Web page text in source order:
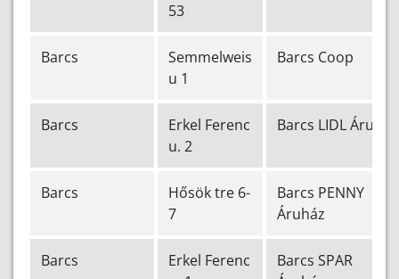
53
Barcs
Semmelweis
u 1
Barcs Coop
Barcs
Erkel Ferenc
u. 2
Barcs LIDL Áruház
Barcs
Hősök tre 6-
7
Barcs PENNY
Áruház
Barcs
Erkel Ferenc
Barcs SPAR